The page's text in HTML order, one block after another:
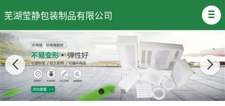
芜湖莹静包装制品有限公司